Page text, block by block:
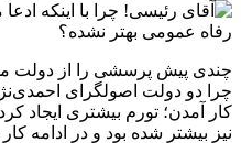
چندی پیش پرسشی را از دولت
چرا دو دولت اصولگرای
کار آمدن؛ تورم بیشتری ایجاد
نیز بیشتر شده بود و در ادامه کار